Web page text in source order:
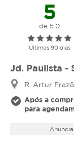
expirar, você
serviço ou
5
de 5.0
Últimos 90 dias
Jd. Paulista -
R. Artur
Após a
para